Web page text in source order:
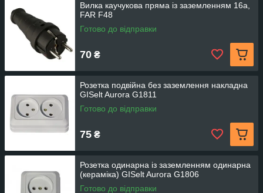
Вилка каучукова пряма із заземленням 16а,
FAR F48
Готово до відправки
70 ₴
Розетка подвійна без заземлення накладна
GISelt Aurora G1811
Готово до відправки
75 ₴
Розетка одинарна із заземленням одинарна
(кераміка) GISelt Aurora G1806
Готово до відправки